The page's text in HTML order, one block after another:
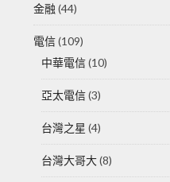
金融 (44)
電信(109)
中華電信(10)
亞太電信(3)
台灣之星 (4)
台灣大哥大(8)